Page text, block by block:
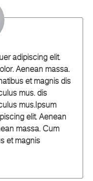
adipiscing elit.
Aenean massa.
et magnis dis
mus. dis
mus.Ipsum
elit. Aenean
massa. Cum
et magnis